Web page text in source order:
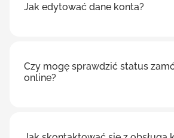
Jak edytować dane konta?
Czy mogę sprawdzić status
online?